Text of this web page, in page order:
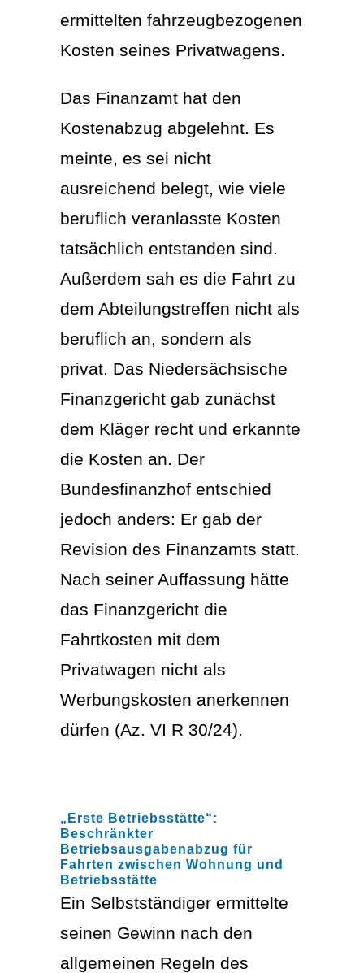
ermittelten fahrzeugbezogenen
Kosten seines Privatwagens.
Das Finanzamt hat den
Kostenabzug abgelehnt. Es
meinte, es sei nicht
ausreichend belegt, wie viele
beruflich veranlasste Kosten
tatsächlich entstanden sind.
Außerdem sah es die Fahrt zu
dem Abteilungstreffen nicht als
beruflich an, sondern als
privat. Das Niedersächsische
Finanzgericht gab zunächst
dem Kläger recht und erkannte
die Kosten an. Der
Bundesfinanzhof entschied
jedoch anders: Er gab der
Revision des Finanzamts statt.
Nach seiner Auffassung hätte
das Finanzgericht die
Fahrtkosten mit dem
Privatwagen nicht als
Werbungskosten anerkennen
dürfen (Az. VI R 30/24).
„Erste Betriebsstätte“:
Beschränkter
Betriebsausgabenabzug für
Fahrten zwischen Wohnung und
Betriebsstätte
Ein Selbstständiger ermittelte
seinen Gewinn nach den
allgemeinen Regeln des